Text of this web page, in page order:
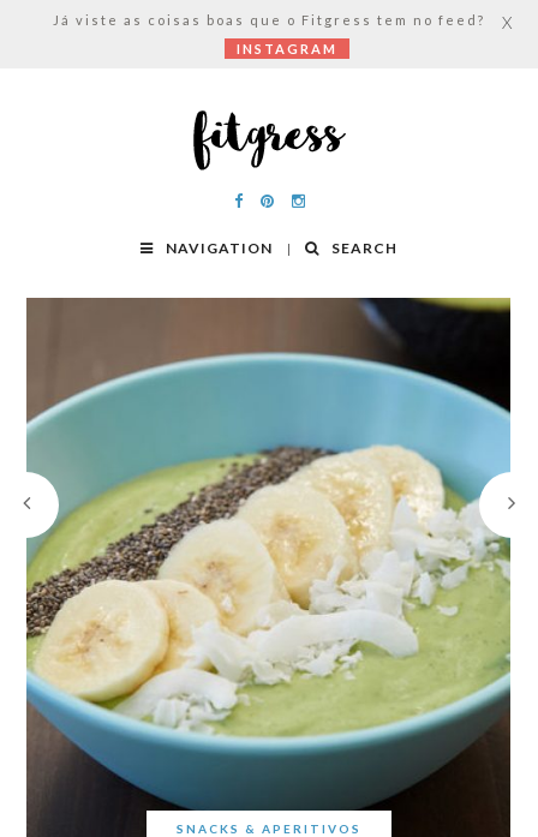
NAVIGATION SEARCH
SNACKS & APERITIVOS
Já viste as coisas boas que o Fitgress tem no feed?
INSTAGRAM
X